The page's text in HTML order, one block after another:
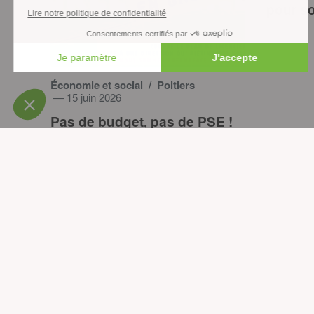
Économie et social / Poitiers
— 15 juin 2026
Pas de budget, pas de PSE !
pour